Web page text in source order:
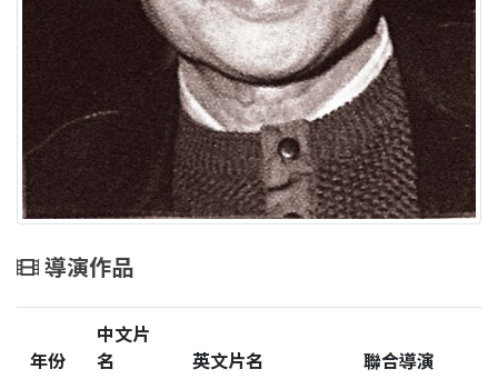
導演作品
年份
中文片
名
英文片名 聯合導演